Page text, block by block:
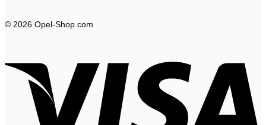
© 2026 Opel-Shop.com